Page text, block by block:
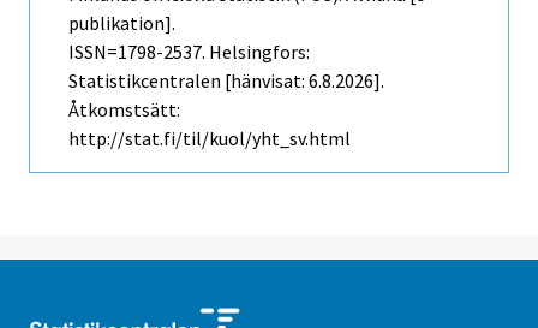
publikation].
ISSN=1798-2537. Helsingfors:
Statistikcentralen [hänvisat: 6.8.2026].
Åtkomstsätt:
http://stat.fi/til/kuol/yht_sv.html